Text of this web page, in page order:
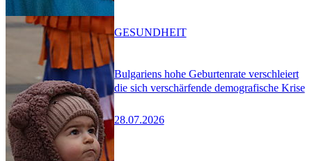
Bulgariens hohe Geburtenrate verschleiert
die sich verschärfende demografische Krise
28.07.2026
GESUNDHEIT